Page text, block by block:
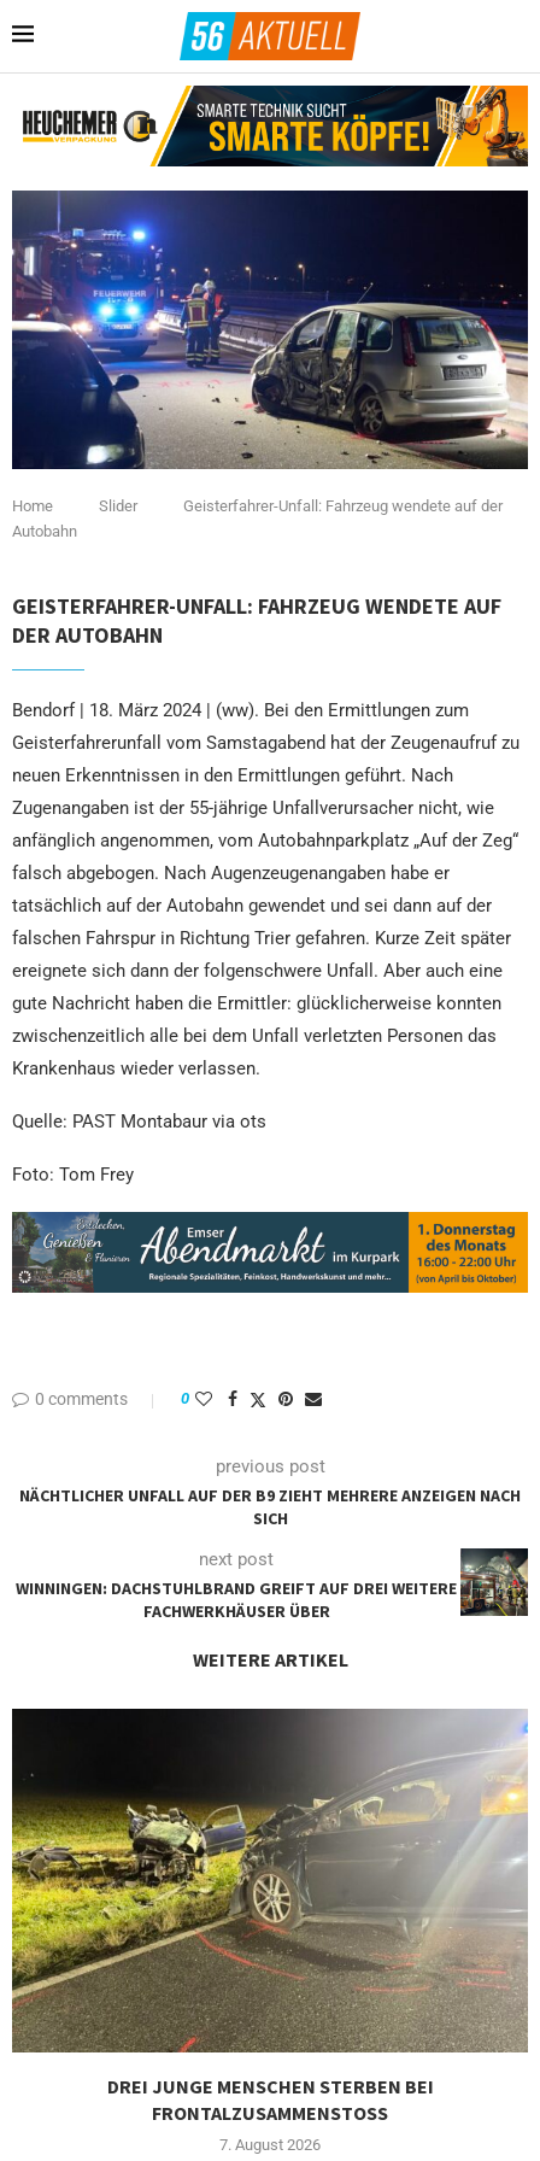
Home Slider
Geisterfahrer-Unfall: Fahrzeug wendete auf der
Autobahn
GEISTERFAHRER-UNFALL: FAHRZEUG WENDETE AUF
DER AUTOBAHN
Bendorf | 18. März 2024 | (ww). Bei den Ermittlungen zum
Geisterfahrerunfall vom Samstagabend hat der Zeugenaufruf zu
neuen Erkenntnissen in den Ermittlungen geführt. Nach
Zugenangaben ist der 55-jährige Unfallverursacher nicht, wie
anfänglich angenommen, vom Autobahnparkplatz „Auf der Zeg“
falsch abgebogen. Nach Augenzeugenangaben habe er
tatsächlich auf der Autobahn gewendet und sei dann auf der
falschen Fahrspur in Richtung Trier gefahren. Kurze Zeit später
ereignete sich dann der folgenschwere Unfall. Aber auch eine
gute Nachricht haben die Ermittler: glücklicherweise konnten
zwischenzeitlich alle bei dem Unfall verletzten Personen das
Krankenhaus wieder verlassen.
Quelle: PAST Montabaur via ots
Foto: Tom Frey
0 comments 0
previous post
NÄCHTLICHER UNFALL AUF DER B9 ZIEHT MEHRERE ANZEIGEN NACH
SICH
next post
WINNINGEN: DACHSTUHLBRAND GREIFT AUF DREI WEITERE
FACHWERKHÄUSER ÜBER
WEITERE ARTIKEL
DREI JUNGE MENSCHEN STERBEN BEI
FRONTALZUSAMMENSTOSS
7. August 2026